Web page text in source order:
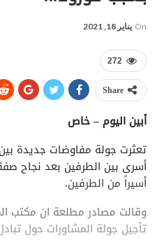
On يناير 18, 2021
272
Share
أبين اليوم – خاص
تعثرت جولة مفاوضات جديدة
أسيراً من الطرفين.
وقالت مصادر مطلعة ان مكتب
تأجيل جولة المشاورات حول